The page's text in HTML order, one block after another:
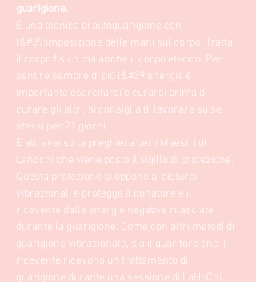
guarigione.
È una tecnica di autoguarigione con
l&#39;imposizione delle mani sul corpo. Tratta
il corpo fisico ma anche il corpo eterico. Per
sentire sempre di più l&#39;energia è
importante esercitarsi e curarsi prima di
curare gli altri, si consiglia di lavorare su se
stessi per 21 giorni.
È attraverso la preghiera per i Maestri di
Lahochi che viene posto il sigillo di protezione.
Questa protezione si oppone ai disturbi
vibrazionali e protegge il donatore e il
ricevente dalle energie negative rilasciate
durante la guarigione. Come con altri metodi di
guarigione vibrazionale, sia il guaritore che il
ricevente ricevono un trattamento di
guarigione durante una sessione di LaHoChi.